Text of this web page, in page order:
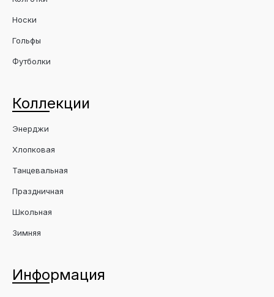
Носки
Гольфы
Футболки
Коллекции
Энерджи
Хлопковая
Танцевальная
Праздничная
Школьная
Зимняя
Информация